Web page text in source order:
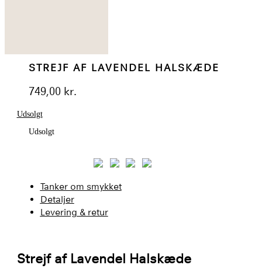
STREJF AF LAVENDEL HALSKÆDE
749,00 kr.
Udsolgt
Udsolgt
Tanker om smykket
Detaljer
Levering & retur
Strejf af Lavendel Halskæde